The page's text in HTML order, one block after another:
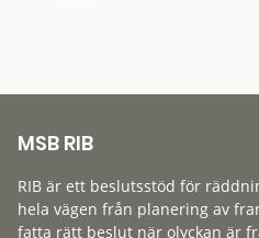
MSB RIB
RIB är ett beslutsstöd för
hela vägen från planering av
fatta rätt beslut när olyckan är